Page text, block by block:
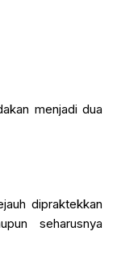
menjadi dua
dipraktekkan
seharusnya